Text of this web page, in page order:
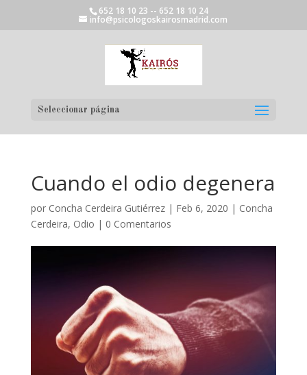
652 18 10 23 -- 652 18 10 24
info@psicologoskairosmadrid.com
Seleccionar página
Cuando el odio degenera
por Concha Cerdeira Gutiérrez| Feb 6, 2020 | Concha
Cerdeira, Odio | 0 Comentarios